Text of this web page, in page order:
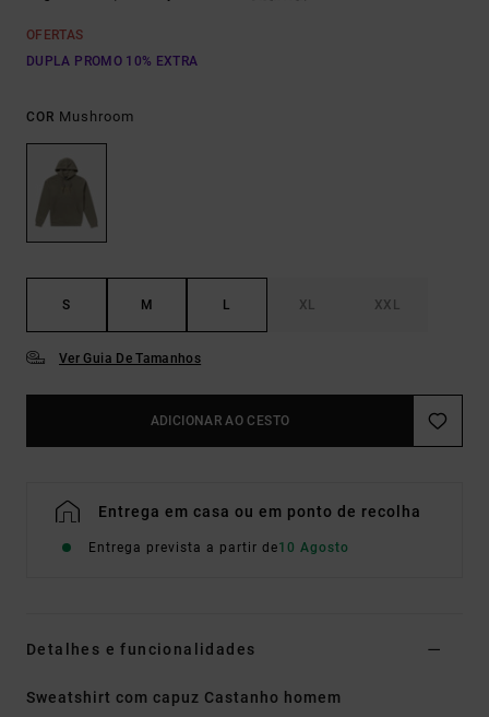
OFERTAS
DUPLA PROMO 10% EXTRA
COR Mushroom
S M L XL XXL
Ver Guia De Tamanhos
ADICIONAR AO CESTO
Entrega em casa ou em ponto de recolha
Entrega prevista a partir de10 Agosto
Detalhes e funcionalidades
Sweatshirt com capuz Castanho homem